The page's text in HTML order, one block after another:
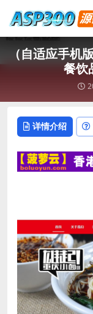
（自适应手机
餐饮
详情介绍